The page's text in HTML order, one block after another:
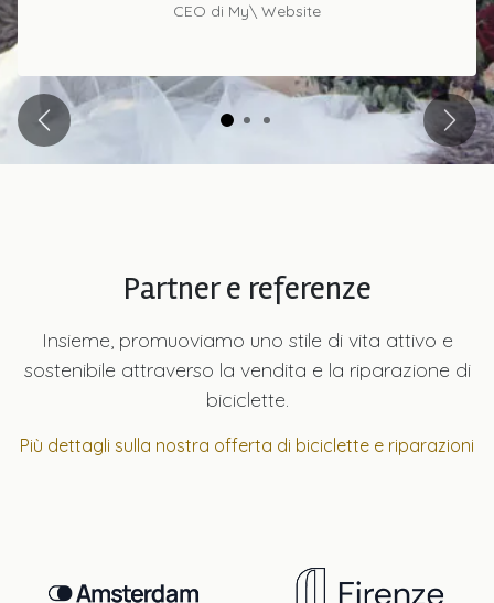
CEO di My\ Website
Precedente
Partner e referenze
Insieme, promuoviamo uno stile di vita attivo e
sostenibile attraverso la vendita e la riparazione di
biciclette.
Più dettagli sulla nostra offerta di biciclette e riparazioni